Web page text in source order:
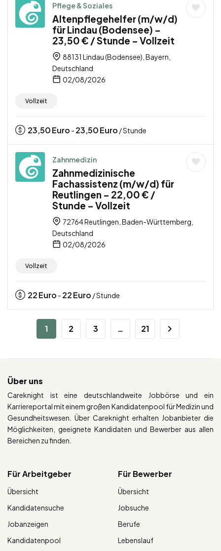
Pflege & Soziales
Altenpflegehelfer (m/w/d)
für Lindau (Bodensee) –
23,50 € / Stunde – Vollzeit
88131 Lindau (Bodensee), Bayern,
Deutschland
02/08/2026
Vollzeit
23,50Euro - 23,50Euro / Stunde
Zahnmedizin
Zahnmedizinische
Fachassistenz (m/w/d) für
Reutlingen – 22,00 € /
Stunde – Vollzeit
72764 Reutlingen, Baden-Württemberg,
Deutschland
02/08/2026
Vollzeit
22Euro - 22Euro / Stunde
1 2 3 … 21
Über uns
Careknight ist eine deutschlandweite Jobbörse und ein
Karriereportal mit einem großen Kandidatenpool für Medizin und
Gesundheitswesen. Über Careknight erhalten Jobanbieter die
Möglichkeiten, geeignete Kandidaten und Bewerber aus allen
Bereichen zu finden.
Für Arbeitgeber
Übersicht
Kandidatensuche
Jobanzeigen
Kandidatenpool
Für Bewerber
Übersicht
Jobsuche
Berufe
Lebenslauf